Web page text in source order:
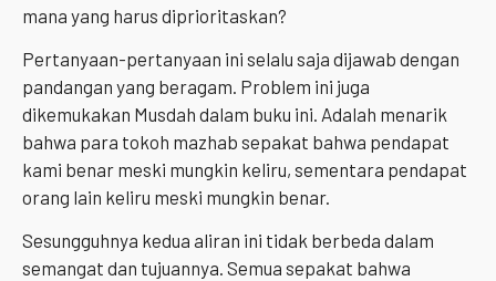
mana yang harus diprioritaskan?
Pertanyaan-pertanyaan ini selalu saja dijawab dengan
pandangan yang beragam. Problem ini juga
dikemukakan Musdah dalam buku ini. Adalah menarik
bahwa para tokoh mazhab sepakat bahwa pendapat
kami benar meski mungkin keliru, sementara pendapat
orang lain keliru meski mungkin benar.
Sesungguhnya kedua aliran ini tidak berbeda dalam
semangat dan tujuannya. Semua sepakat bahwa